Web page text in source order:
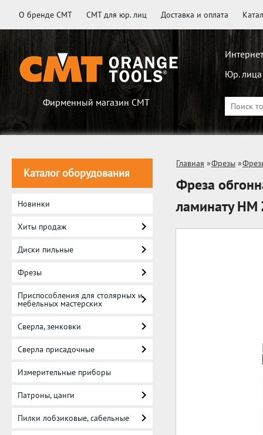
О бренде CMT CMT для юр. лиц Доставка и оплата
Фирменный магазин CMT
Юр. лица
Каталог оборудования
Новинки
Хиты продаж
Диски пильные
Фрезы
Приспособления для столярных и
мебельных мастерских
Сверла, зенковки
Сверла присадочные
Измерительные приборы
Патроны, цанги
Пилки лобзиковые, сабельные
Главная »Фрезы »
Фреза
ламинату